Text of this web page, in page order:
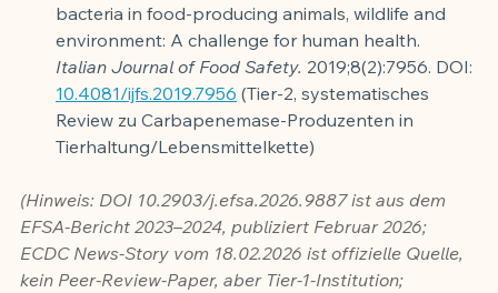
bacteria in food-producing animals, wildlife and
environment: A challenge for human health.
Italian Journal of Food Safety. 2019;8(2):7956. DOI:
10.4081/ijfs.2019.7956 (Tier-2, systematisches
Review zu Carbapenemase-Produzenten in
Tierhaltung/Lebensmittelkette)
(Hinweis: DOI 10.2903/j.efsa.2026.9887 ist aus dem
EFSA-Bericht 2023–2024, publiziert Februar 2026;
ECDC News-Story vom 18.02.2026 ist offizielle Quelle,
kein Peer-Review-Paper, aber Tier-1-Institution;